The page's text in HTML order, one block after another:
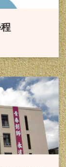
榮獲
年諮
師高
廷(現